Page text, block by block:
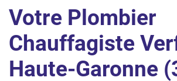
 Adresse email de réception
Votre Plombier
Chauffagiste
Haute-Garonne